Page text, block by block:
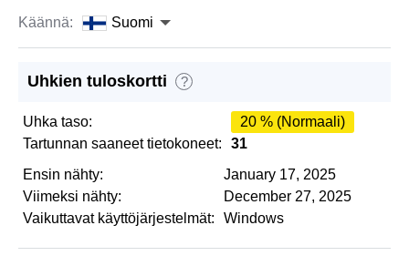
Käännä:
Suomi
Uhkien tuloskortti ?
Uhka taso:
20 % (Normaali)
Tartunnan saaneet tietokoneet:
31
Ensin nähty:
January 17, 2025
Viimeksi nähty:
December 27, 2025
Vaikuttavat käyttöjärjestelmät:
Windows